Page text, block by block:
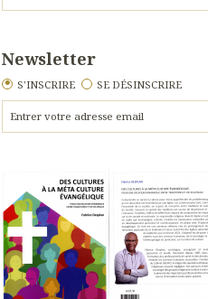
Newsletter
S'INSCRIRE SE DÉSINSCRIRE